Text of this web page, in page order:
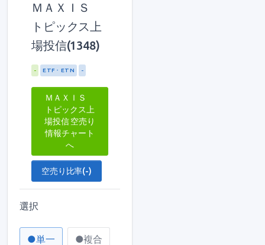
ＭＡＸＩＳ
トピックス上
場投信(1348)
- ETF・ETN -
ＭＡＸＩＳ
トピックス上
場投信 空売り
情報チャート
へ
空売り比率(-)
選択
●単一 ●複合